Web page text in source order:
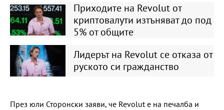
Приходите на Revolut от
криптовалути изтъняват до под
5% от общите
Лидерът на Revolut се отказа от
руското си гражданство
През юли Сторонски заяви, че Revolut е на печалба и